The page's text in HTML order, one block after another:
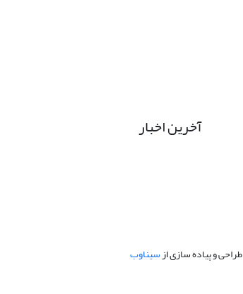
آخرین اخبار
طراحی و پیاده سازی ازسیناوب